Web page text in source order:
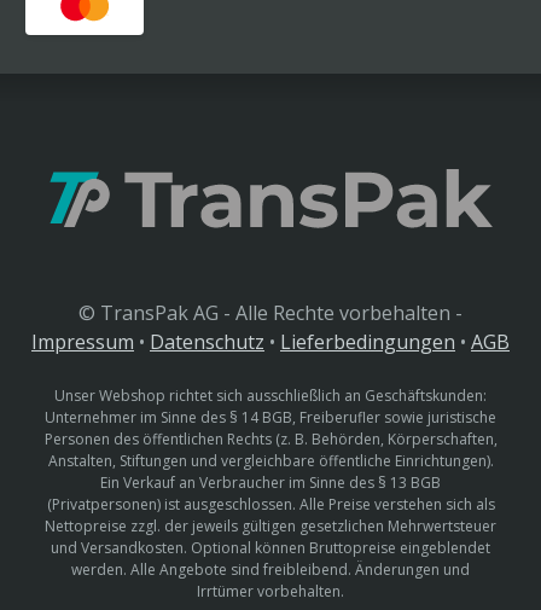
© TransPak AG - Alle Rechte vorbehalten -
Impressum • Datenschutz • Lieferbedingungen • AGB
Unser Webshop richtet sich ausschließlich an Geschäftskunden:
Unternehmer im Sinne des § 14 BGB, Freiberufler sowie juristische
Personen des öffentlichen Rechts (z. B. Behörden, Körperschaften,
Anstalten, Stiftungen und vergleichbare öffentliche Einrichtungen).
Ein Verkauf an Verbraucher im Sinne des § 13 BGB
(Privatpersonen) ist ausgeschlossen. Alle Preise verstehen sich als
Nettopreise zzgl. der jeweils gültigen gesetzlichen Mehrwertsteuer
und Versandkosten. Optional können Bruttopreise eingeblendet
werden. Alle Angebote sind freibleibend. Änderungen und
Irrtümer vorbehalten.